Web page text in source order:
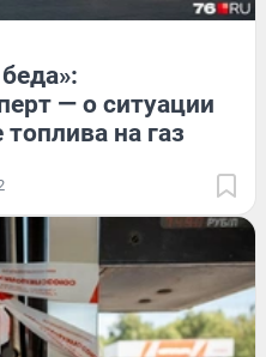
— о ситуации
на газ